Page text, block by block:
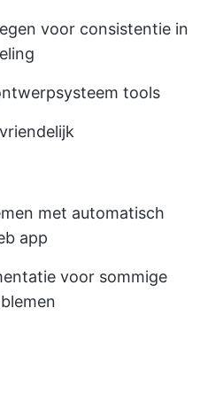
voor consistentie in
tools
met automatisch
app
voor sommige